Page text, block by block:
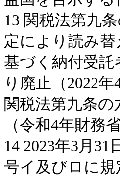
13 関税法第九
定により読み
基づく納付受託
り廃止（2022
関税法第九条
（令和4年財務
14 2023年3月
号イ及びロに